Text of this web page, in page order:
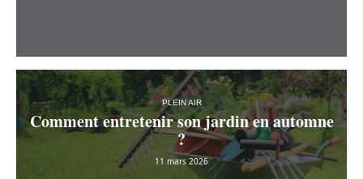
PLEIN AIR
Comment entretenir son jardin en automne
?
11 mars 2026